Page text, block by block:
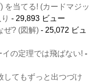
を当てる! (カードマジッ
- 29,893 ビュー
ぜ? (図解) - 25,072 ビュ
の定理では飛ばない! -
してもずっと出つづけ